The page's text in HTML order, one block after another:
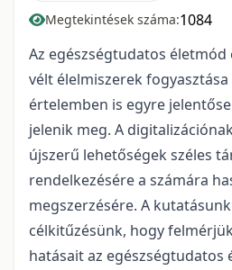
Megtekintések száma:1084
Az egészségtudatos életmód
vélt élelmiszerek
értelemben is egyre
jelenik meg. A
újszerű lehetőségek széles
rendelkezésére a számára
megszerzésére. A
célkitűzésünk, hogy
hatásait az egészségtudatos